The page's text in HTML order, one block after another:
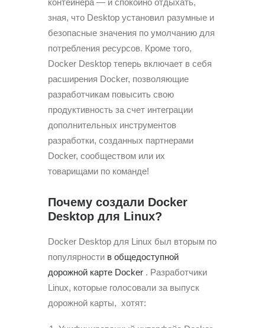
зная, что Desktop установил разумные и
безопасные значения по умолчанию для
потребления ресурсов. Кроме того,
Docker Desktop теперь включает в себя
расширения Docker, позволяющие
разработчикам повысить свою
продуктивность за счет интеграции
дополнительных инструментов
разработки, созданных партнерами
Docker, сообществом или их
товарищами по команде!
Почему создали Docker
Desktop для Linux?
Docker Desktop для Linux был вторым по
популярности в общедоступной
дорожной карте Docker . Разработчики
Linux, которые голосовали за выпуск
дорожной карты, хотят: